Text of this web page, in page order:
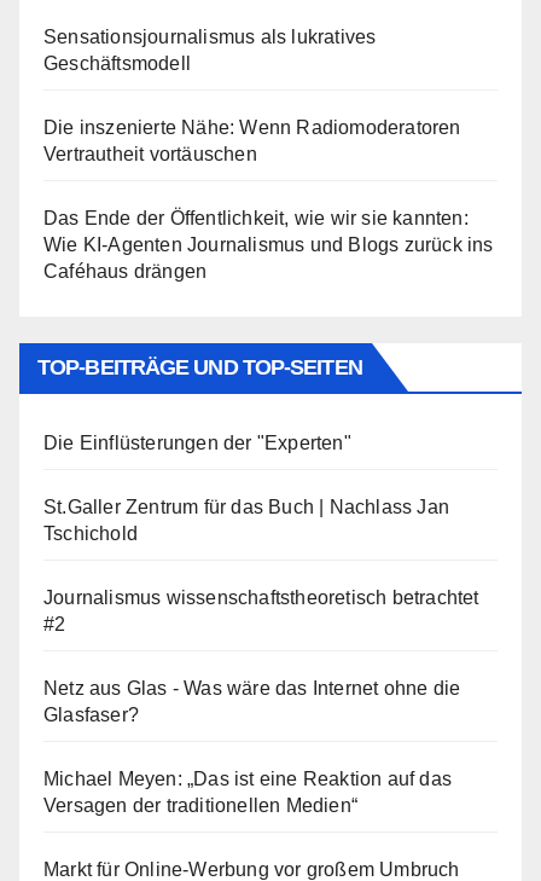
Sensationsjournalismus als lukratives
Geschäftsmodell
Die inszenierte Nähe: Wenn Radiomoderatoren
Vertrautheit vortäuschen
Das Ende der Öffentlichkeit, wie wir sie kannten:
Wie KI-Agenten Journalismus und Blogs zurück ins
Caféhaus drängen
TOP-BEITRÄGE UND TOP-SEITEN
Die Einflüsterungen der "Experten"
St.Galler Zentrum für das Buch | Nachlass Jan
Tschichold
Journalismus wissenschaftstheoretisch betrachtet
#2
Netz aus Glas - Was wäre das Internet ohne die
Glasfaser?
Michael Meyen: „Das ist eine Reaktion auf das
Versagen der traditionellen Medien“
Markt für Online-Werbung vor großem Umbruch